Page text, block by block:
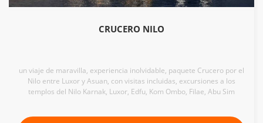
CRUCERO NILO
un viaje de maravilla, experiencia inolvidable, paquete Crucero por el
Nilo entre Luxor y Asuan, con visitas incluidas, excursiones a los
templos del Nilo Karnak, Luxor, Edfu, Kom Ombo, Filae, Abu Sim